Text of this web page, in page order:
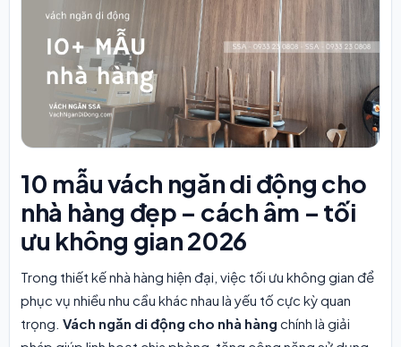
10 mẫu vách ngăn di động cho
nhà hàng đẹp – cách âm – tối
ưu không gian 2026
Trong thiết kế nhà hàng hiện đại, việc tối ưu không gian để
phục vụ nhiều nhu cầu khác nhau là yếu tố cực kỳ quan
trọng. Vách ngăn di động cho nhà hàng chính là giải